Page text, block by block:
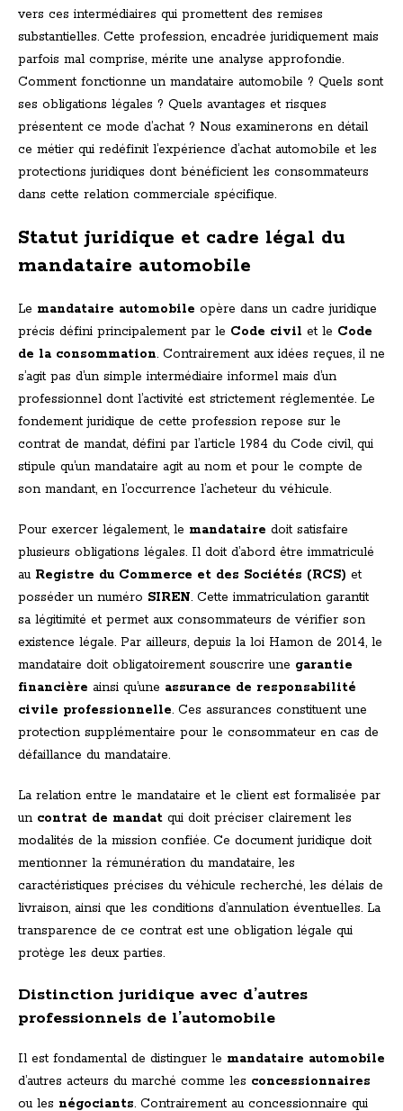
vers ces intermédiaires qui promettent des remises
substantielles. Cette profession, encadrée juridiquement mais
parfois mal comprise, mérite une analyse approfondie.
Comment fonctionne un mandataire automobile ? Quels sont
ses obligations légales ? Quels avantages et risques
présentent ce mode d’achat ? Nous examinerons en détail
ce métier qui redéfinit l’expérience d’achat automobile et les
protections juridiques dont bénéficient les consommateurs
dans cette relation commerciale spécifique.
Statut juridique et cadre légal du
mandataire automobile
Le mandataire automobile opère dans un cadre juridique
précis défini principalement par le Code civil et le Code
de la consommation. Contrairement aux idées reçues, il ne
s’agit pas d’un simple intermédiaire informel mais d’un
professionnel dont l’activité est strictement réglementée. Le
fondement juridique de cette profession repose sur le
contrat de mandat, défini par l’article 1984 du Code civil, qui
stipule qu’un mandataire agit au nom et pour le compte de
son mandant, en l’occurrence l’acheteur du véhicule.
Pour exercer légalement, le mandataire doit satisfaire
plusieurs obligations légales. Il doit d’abord être immatriculé
au Registre du Commerce et des Sociétés (RCS) et
posséder un numéro SIREN. Cette immatriculation garantit
sa légitimité et permet aux consommateurs de vérifier son
existence légale. Par ailleurs, depuis la loi Hamon de 2014, le
mandataire doit obligatoirement souscrire une garantie
financière ainsi qu’une assurance de responsabilité
civile professionnelle. Ces assurances constituent une
protection supplémentaire pour le consommateur en cas de
défaillance du mandataire.
La relation entre le mandataire et le client est formalisée par
un contrat de mandat qui doit préciser clairement les
modalités de la mission confiée. Ce document juridique doit
mentionner la rémunération du mandataire, les
caractéristiques précises du véhicule recherché, les délais de
livraison, ainsi que les conditions d’annulation éventuelles. La
transparence de ce contrat est une obligation légale qui
protège les deux parties.
Distinction juridique avec d’autres
professionnels de l’automobile
Il est fondamental de distinguer le mandataire automobile
d’autres acteurs du marché comme les concessionnaires
ou les négociants. Contrairement au concessionnaire qui